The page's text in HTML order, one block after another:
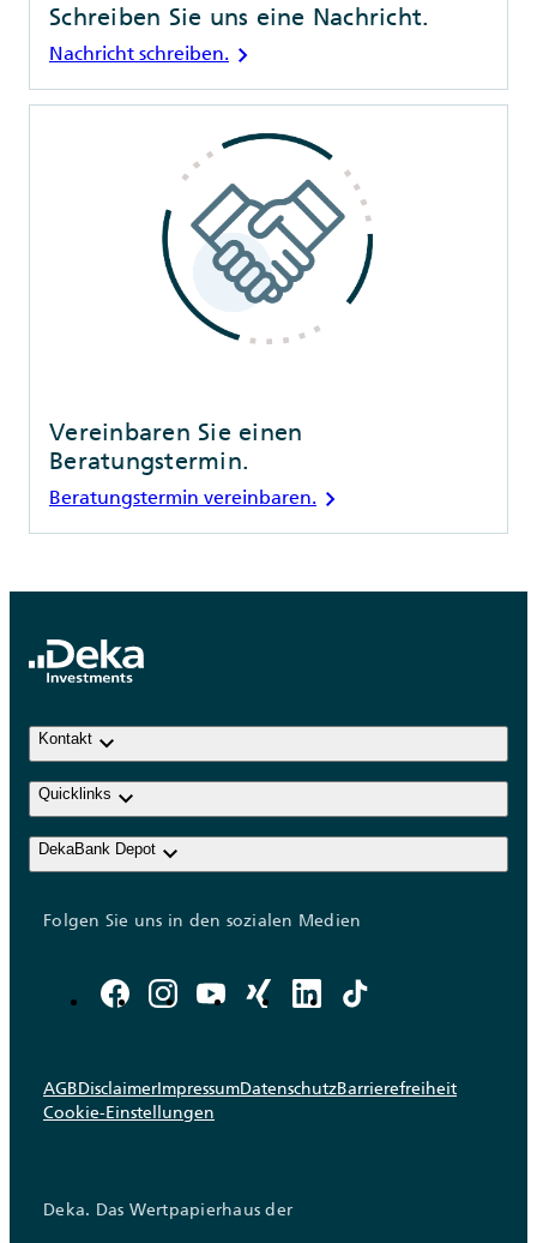
Schreiben Sie uns eine Nachricht.
Nachricht schreiben. chevron_right
Vereinbaren Sie einen
Beratungstermin.
Beratungstermin vereinbaren. chevron_right
Kontakt keyboard_arrow_down
Quicklinks keyboard_arrow_down
DekaBank Depot keyboard_arrow_down
Folgen Sie uns in den sozialen Medien
AGBDisclaimerImpressumDatenschutzBarrierefreiheit
Cookie-Einstellungen
Deka. Das Wertpapierhaus der